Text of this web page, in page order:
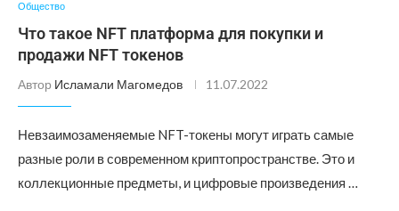
Общество
Что такое NFT платформа для покупки и
продажи NFT токенов
Автор Исламали Магомедов 11.07.2022
Невзаимозаменяемые NFT-токены могут играть самые
разные роли в современном криптопространстве. Это и
коллекционные предметы, и цифровые произведения …